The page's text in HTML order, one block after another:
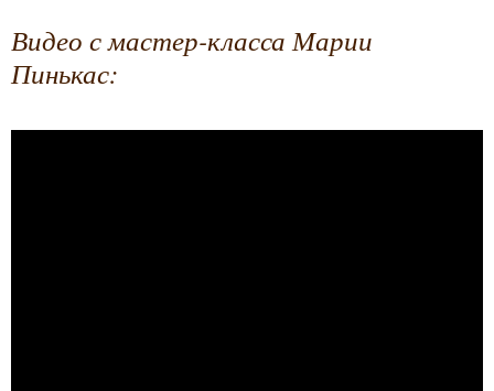
Видео с мастер-класса Марии
Пинькас: